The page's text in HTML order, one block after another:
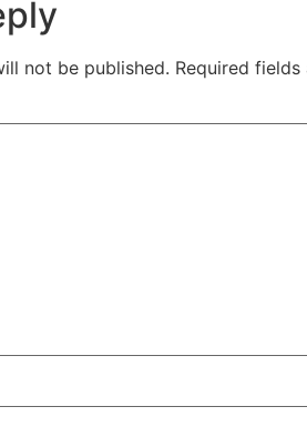
not be published. Required fields